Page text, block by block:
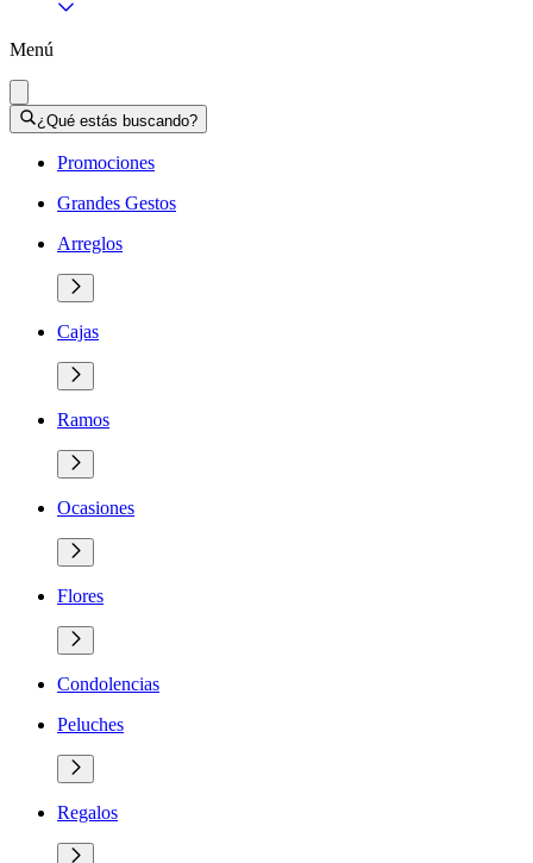
Menú
¿Qué estás buscando?
Promociones
Grandes Gestos
Arreglos
Cajas
Ramos
Ocasiones
Flores
Condolencias
Peluches
Regalos